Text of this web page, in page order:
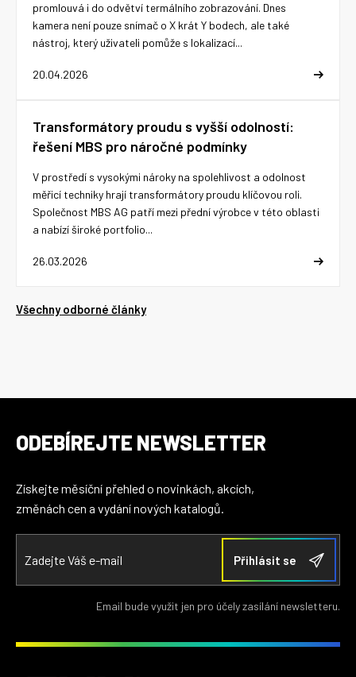
20.04.2026
promlouvá i do odvětví termálního zobrazování. Dnes
kamera není pouze snímač o X krát Y bodech, ale také
nástroj, který uživateli pomůže s lokalizací...
Transformátory proudu s vyšší odolností:
řešení MBS pro náročné podmínky
26.03.2026
V prostředí s vysokými nároky na spolehlivost a odolnost
měřicí techniky hrají transformátory proudu klíčovou roli.
Společnost MBS AG patří mezi přední výrobce v této oblasti
a nabízí široké portfolio...
Všechny odborné články
ODEBÍREJTE NEWSLETTER
Získejte měsíční přehled o novinkách, akcích,
změnách cen a vydání nových katalogů.
Email bude využit jen pro účely zasílání newsletteru.